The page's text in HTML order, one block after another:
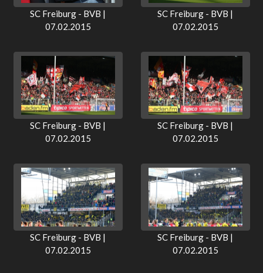
SC Freiburg - BVB |
07.02.2015
SC Freiburg - BVB |
07.02.2015
SC Freiburg - BVB |
07.02.2015
SC Freiburg - BVB |
07.02.2015
SC Freiburg - BVB |
07.02.2015
SC Freiburg - BVB |
07.02.2015